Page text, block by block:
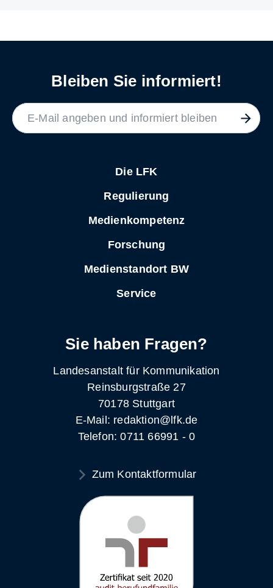
Bleiben Sie informiert!
Die LFK
Regulierung
Medienkompetenz
Forschung
Medienstandort BW
Service
Sie haben Fragen?
Landesanstalt für Kommunikation
Reinsburgstraße 27
70178 Stuttgart
E-Mail: redaktion@lfk.de
Telefon: 0711 66991 - 0
Zum Kontaktformular